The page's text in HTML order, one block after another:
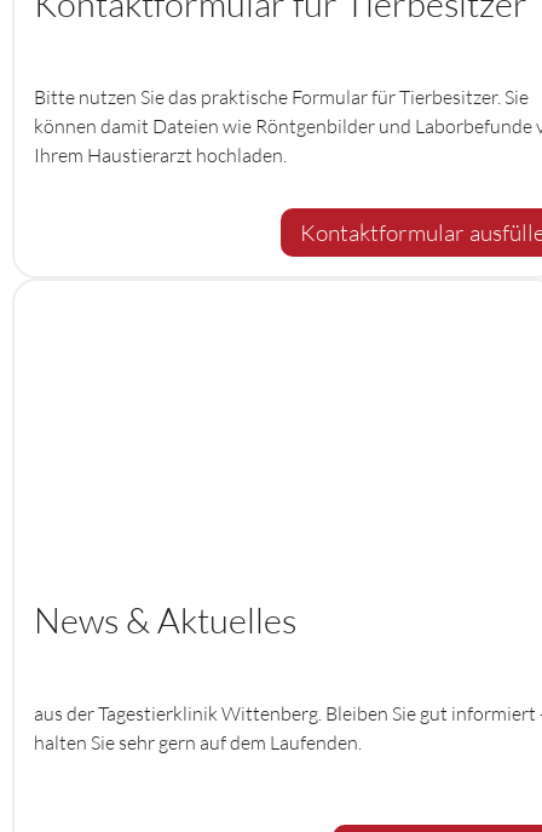
Bitte nutzen Sie das praktische Formular für Tierbesitzer. Sie
können damit Dateien wie Röntgenbilder und Laborbefunde
Ihrem Haustierarzt hochladen.
Kontaktformular
News & Aktuelles
aus der Tagestierklinik Wittenberg. Bleiben Sie gut informiert
halten Sie sehr gern auf dem Laufenden.